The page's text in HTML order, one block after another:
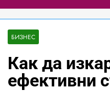
БИЗНЕС
Как да
ефективни